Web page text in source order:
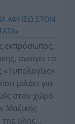
ΑΦΗΣΩ ΣΤΟΝ
εκπρόσωπος,
ανοίγει τα
«Τυπολογίες»
μιλάει για
στον χώρο
Μαζικής
της ύλης